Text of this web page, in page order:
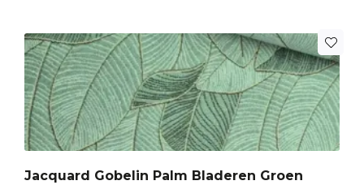
Jacquard Gobelin Palm Bladeren Groen